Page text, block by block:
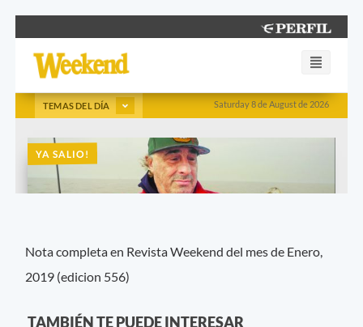
Nota completa en Revista Weekend del mes de Enero,
2019 (edicion 556)
TAMBIÉN TE PUEDE INTERESAR